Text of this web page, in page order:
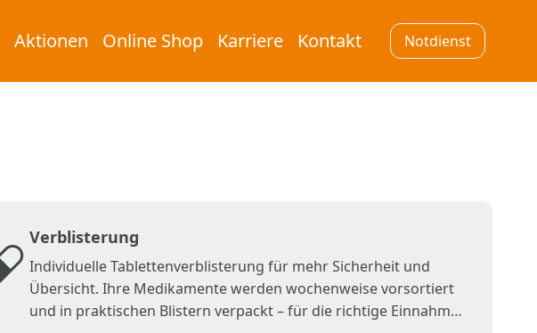
Aktionen Online Shop Karriere Kontakt Notdienst
Verblisterung
Individuelle Tablettenverblisterung für mehr Sicherheit und
Übersicht. Ihre Medikamente werden wochenweise vorsortiert
und in praktischen Blistern verpackt – für die richtige Einnahme